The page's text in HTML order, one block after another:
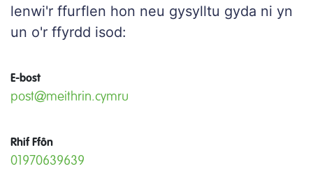
English
Hafan
lenwi'r ffurflen hon neu gysylltu gyda ni yn
un o'r ffyrdd isod:
E-bost
post@meithrin.cymru
Rhif Ffôn
01970639639